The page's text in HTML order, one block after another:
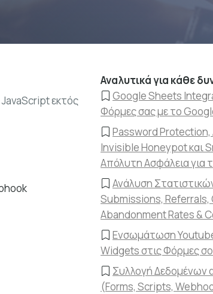
εκτός
Αναλυτικά για κάθε
Google Sheets
Φόρμες σας με το
Password Protection,
Invisible Honeypot και
Απόλυτη Ασφάλεια για
Ανάλυση
Submissions, Referrals,
Abandonment Rates &
Ενσωμάτωση
Widgets στις Φόρμες
Συλλογή Δεδομένων
(Forms, Scripts,